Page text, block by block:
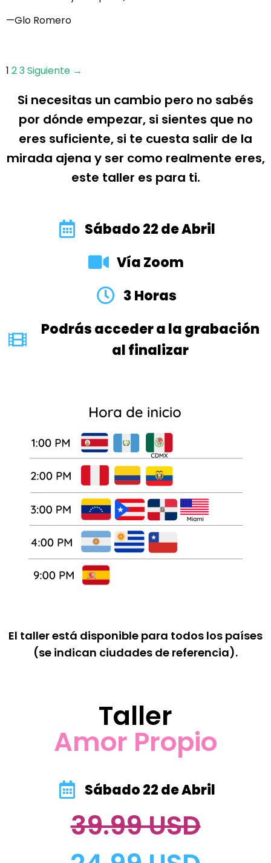
Glo Romero
1 23Siguiente →
Si necesitas un cambio pero no sabés
por dónde empezar, si sientes que no
eres suficiente, si te cuesta salir de la
mirada ajena y ser como realmente eres,
este taller es para ti.
Sábado 22 de Abril
Vía Zoom
3 Horas
Podrás acceder a la grabación
al finalizar
El taller está disponible para todos los países
(se indican ciudades de referencia).
Taller
Amor Propio
Sábado 22 de Abril
39.99 USD